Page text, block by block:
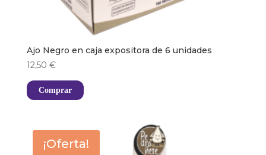
Ajo Negro en caja expositora de 6 unidades
12,50 €
Comprar
¡Oferta!